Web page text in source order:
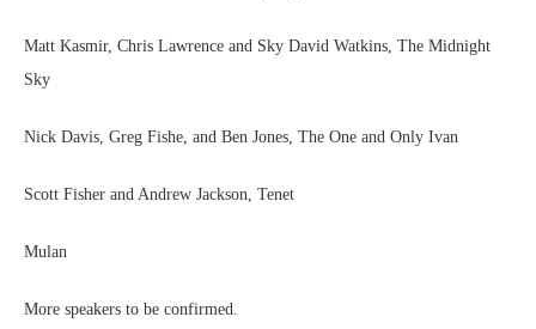
Matt Kasmir, Chris Lawrence and Sky David Watkins, The Midnight
Sky
Nick Davis, Greg Fishe, and Ben Jones, The One and Only Ivan
Scott Fisher and Andrew Jackson, Tenet
Mulan
More speakers to be confirmed.